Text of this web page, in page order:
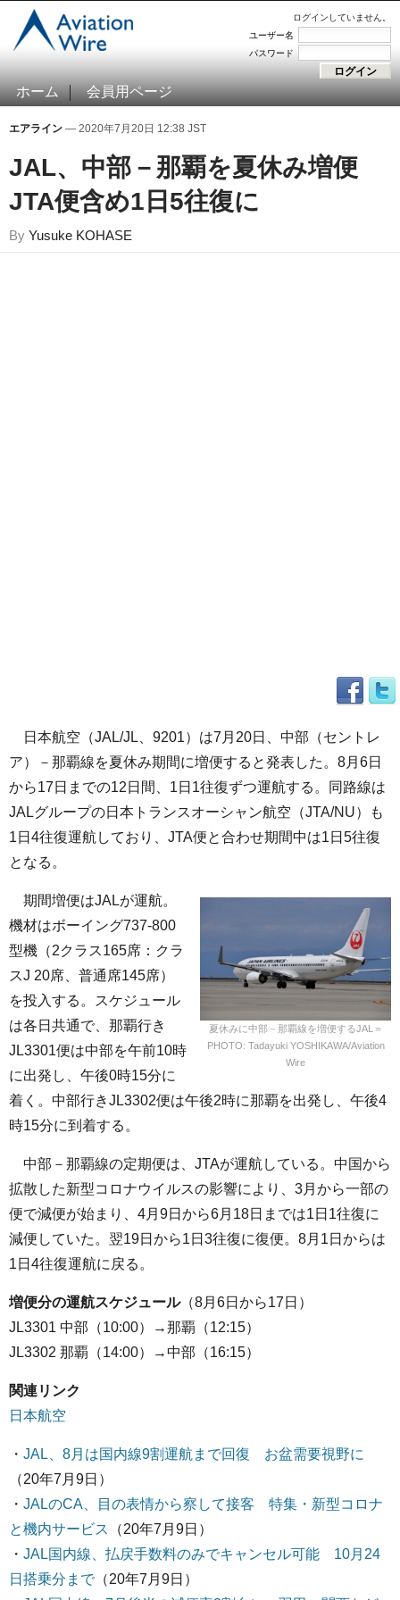
ログインしていません。
ユーザー名
パスワード
ホーム 会員用ページ
エアライン — 2020年7月20日 12:38 JST
JAL、中部－那覇を夏休み増便
JTA便含め1日5往復に
By Yusuke KOHASE
日本航空（JAL/JL、9201）は7月20日、中部（セントレ
ア）－那覇線を夏休み期間に増便すると発表した。8月6日
から17日までの12日間、1日1往復ずつ運航する。同路線は
JALグループの日本トランスオーシャン航空（JTA/NU）も
1日4往復運航しており、JTA便と合わせ期間中は1日5往復
となる。
夏休みに中部－那覇線を増便するJAL＝
PHOTO: Tadayuki YOSHIKAWA/Aviation
Wire
期間増便はJALが運航。
機材はボーイング737-800
型機（2クラス165席：クラ
スJ 20席、普通席145席）
を投入する。スケジュール
は各日共通で、那覇行き
JL3301便は中部を午前10時
に出発し、午後0時15分に
着く。中部行きJL3302便は午後2時に那覇を出発し、午後4
時15分に到着する。
中部－那覇線の定期便は、JTAが運航している。中国から
拡散した新型コロナウイルスの影響により、3月から一部の
便で減便が始まり、4月9日から6月18日までは1日1往復に
減便していた。翌19日から1日3往復に復便。8月1日からは
1日4往復運航に戻る。
増便分の運航スケジュール（8月6日から17日）
JL3301 中部（10:00）→那覇（12:15）
JL3302 那覇（14:00）→中部（16:15）
関連リンク
日本航空
・ JAL、8月は国内線9割運航まで回復 お盆需要視野に
（20年7月9日）
・ JALのCA、目の表情から察して接客 特集・新型コロナ
と機内サービス
（20年7月9日）
・ JAL国内線、払戻手数料のみでキャンセル可能 10月24
日搭乗分まで（20年7月9日）